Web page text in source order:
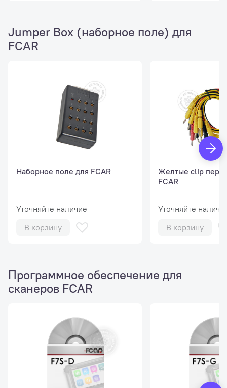
Jumper Box (наборное поле) для
FCAR
Наборное поле для FCAR
Уточняйте наличие
В корзину
Желтые clip
FCAR
Уточняйте
В корзину
Программное обеспечение для
сканеров FCAR